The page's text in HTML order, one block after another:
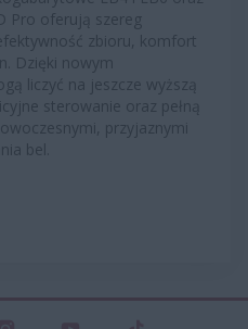
Pro oferują szereg
zbioru, komfort
Dzięki nowym
liczyć na jeszcze wyższą
sterowanie oraz pełną
przyjaznymi
bel.